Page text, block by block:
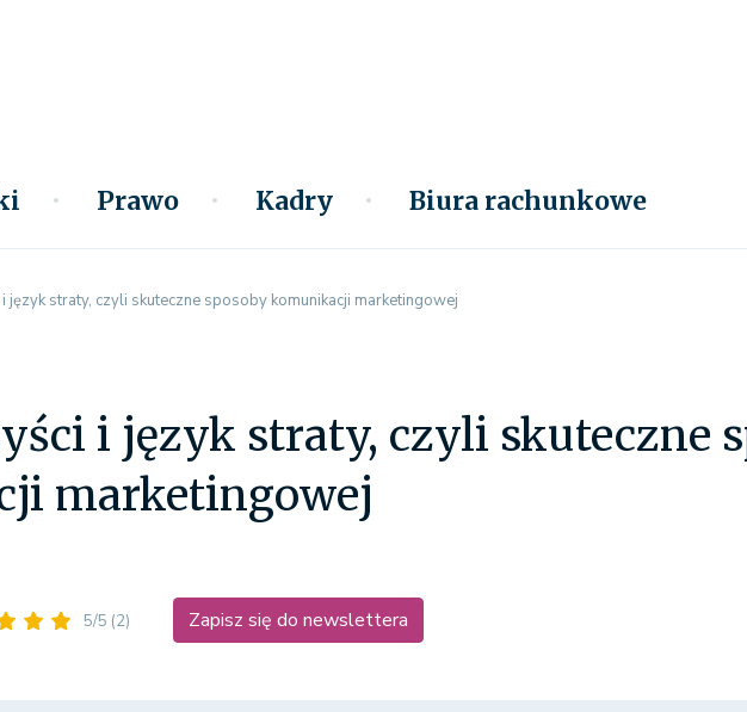
Prawo Kadry Biura rachunkowe
język straty, czyli skuteczne sposoby komunikacji marketingowej
i język straty, czyli skuteczne
marketingowej
5/5 (2) Zapisz się do newslettera